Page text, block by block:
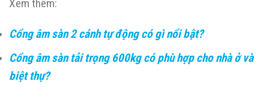
Xem thêm:
Cổng âm sàn 2 cánh tự động có gì nổi bật?
Cổng âm sàn tải trọng 600kg có phù hợp cho nhà ở và
biệt thự?